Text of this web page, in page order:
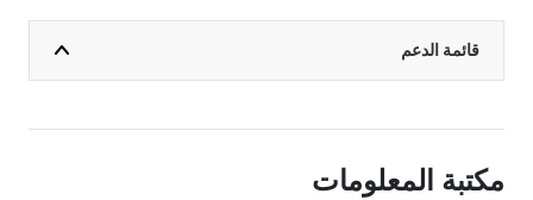
قائمة الدعم
مكتبة المعلومات